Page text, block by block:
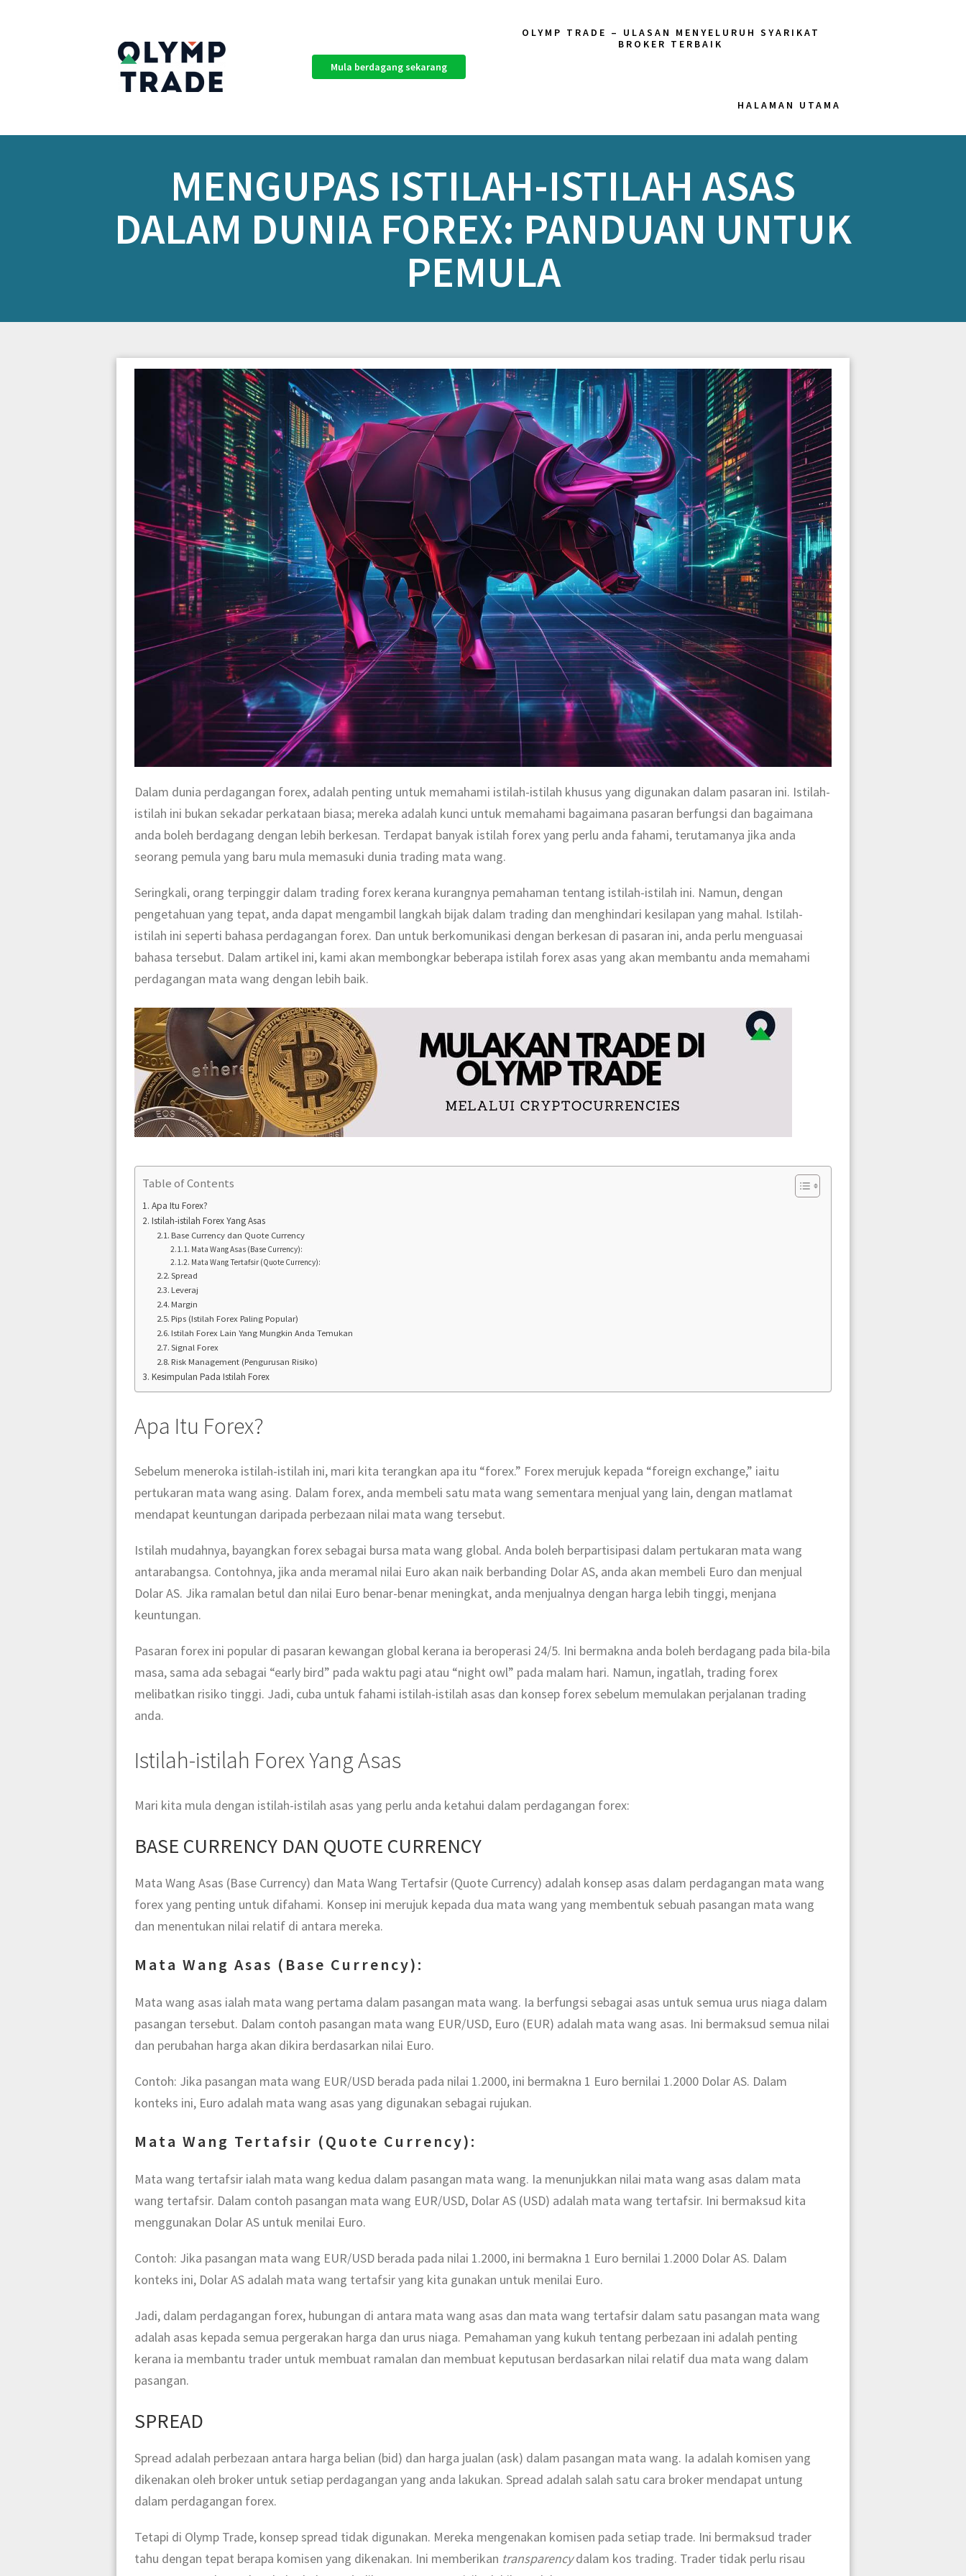
Mula berdagang sekarang
OLYMP TRADE – ULASAN MENYELURUH SYARIKAT
BROKER TERBAIK
HALAMAN UTAMA
MENGUPAS ISTILAH-ISTILAH ASAS
DALAM DUNIA FOREX: PANDUAN UNTUK
PEMULA
Dalam dunia perdagangan forex, adalah penting untuk memahami istilah-istilah khusus yang digunakan dalam pasaran ini. Istilah-
istilah ini bukan sekadar perkataan biasa; mereka adalah kunci untuk memahami bagaimana pasaran berfungsi dan bagaimana
anda boleh berdagang dengan lebih berkesan. Terdapat banyak istilah forex yang perlu anda fahami, terutamanya jika anda
seorang pemula yang baru mula memasuki dunia trading mata wang.
Seringkali, orang terpinggir dalam trading forex kerana kurangnya pemahaman tentang istilah-istilah ini. Namun, dengan
pengetahuan yang tepat, anda dapat mengambil langkah bijak dalam trading dan menghindari kesilapan yang mahal. Istilah-
istilah ini seperti bahasa perdagangan forex. Dan untuk berkomunikasi dengan berkesan di pasaran ini, anda perlu menguasai
bahasa tersebut. Dalam artikel ini, kami akan membongkar beberapa istilah forex asas yang akan membantu anda memahami
perdagangan mata wang dengan lebih baik.
Table of Contents
Apa Itu Forex?
Istilah-istilah Forex Yang Asas
Base Currency dan Quote Currency
Mata Wang Asas (Base Currency):
Mata Wang Tertafsir (Quote Currency):
Spread
Leveraj
Margin
Pips (Istilah Forex Paling Popular)
Istilah Forex Lain Yang Mungkin Anda Temukan
Signal Forex
Risk Management (Pengurusan Risiko)
Kesimpulan Pada Istilah Forex
Apa Itu Forex?
Sebelum meneroka istilah-istilah ini, mari kita terangkan apa itu “forex.” Forex merujuk kepada “foreign exchange,” iaitu
pertukaran mata wang asing. Dalam forex, anda membeli satu mata wang sementara menjual yang lain, dengan matlamat
mendapat keuntungan daripada perbezaan nilai mata wang tersebut.
Istilah mudahnya, bayangkan forex sebagai bursa mata wang global. Anda boleh berpartisipasi dalam pertukaran mata wang
antarabangsa. Contohnya, jika anda meramal nilai Euro akan naik berbanding Dolar AS, anda akan membeli Euro dan menjual
Dolar AS. Jika ramalan betul dan nilai Euro benar-benar meningkat, anda menjualnya dengan harga lebih tinggi, menjana
keuntungan.
Pasaran forex ini popular di pasaran kewangan global kerana ia beroperasi 24/5. Ini bermakna anda boleh berdagang pada bila-bila
masa, sama ada sebagai “early bird” pada waktu pagi atau “night owl” pada malam hari. Namun, ingatlah, trading forex
melibatkan risiko tinggi. Jadi, cuba untuk fahami istilah-istilah asas dan konsep forex sebelum memulakan perjalanan trading
anda.
Istilah-istilah Forex Yang Asas
Mari kita mula dengan istilah-istilah asas yang perlu anda ketahui dalam perdagangan forex:
BASE CURRENCY DAN QUOTE CURRENCY
Mata Wang Asas (Base Currency) dan Mata Wang Tertafsir (Quote Currency) adalah konsep asas dalam perdagangan mata wang
forex yang penting untuk difahami. Konsep ini merujuk kepada dua mata wang yang membentuk sebuah pasangan mata wang
dan menentukan nilai relatif di antara mereka.
Mata Wang Asas (Base Currency):
Mata wang asas ialah mata wang pertama dalam pasangan mata wang. Ia berfungsi sebagai asas untuk semua urus niaga dalam
pasangan tersebut. Dalam contoh pasangan mata wang EUR/USD, Euro (EUR) adalah mata wang asas. Ini bermaksud semua nilai
dan perubahan harga akan dikira berdasarkan nilai Euro.
Contoh: Jika pasangan mata wang EUR/USD berada pada nilai 1.2000, ini bermakna 1 Euro bernilai 1.2000 Dolar AS. Dalam
konteks ini, Euro adalah mata wang asas yang digunakan sebagai rujukan.
Mata Wang Tertafsir (Quote Currency):
Mata wang tertafsir ialah mata wang kedua dalam pasangan mata wang. Ia menunjukkan nilai mata wang asas dalam mata
wang tertafsir. Dalam contoh pasangan mata wang EUR/USD, Dolar AS (USD) adalah mata wang tertafsir. Ini bermaksud kita
menggunakan Dolar AS untuk menilai Euro.
Contoh: Jika pasangan mata wang EUR/USD berada pada nilai 1.2000, ini bermakna 1 Euro bernilai 1.2000 Dolar AS. Dalam
konteks ini, Dolar AS adalah mata wang tertafsir yang kita gunakan untuk menilai Euro.
Jadi, dalam perdagangan forex, hubungan di antara mata wang asas dan mata wang tertafsir dalam satu pasangan mata wang
adalah asas kepada semua pergerakan harga dan urus niaga. Pemahaman yang kukuh tentang perbezaan ini adalah penting
kerana ia membantu trader untuk membuat ramalan dan membuat keputusan berdasarkan nilai relatif dua mata wang dalam
pasangan.
SPREAD
Spread adalah perbezaan antara harga belian (bid) dan harga jualan (ask) dalam pasangan mata wang. Ia adalah komisen yang
dikenakan oleh broker untuk setiap perdagangan yang anda lakukan. Spread adalah salah satu cara broker mendapat untung
dalam perdagangan forex.
Tetapi di Olymp Trade, konsep spread tidak digunakan. Mereka mengenakan komisen pada setiap trade. Ini bermaksud trader
tahu dengan tepat berapa komisen yang dikenakan. Ini memberikan transparencydalam kos trading. Trader tidak perlu risau